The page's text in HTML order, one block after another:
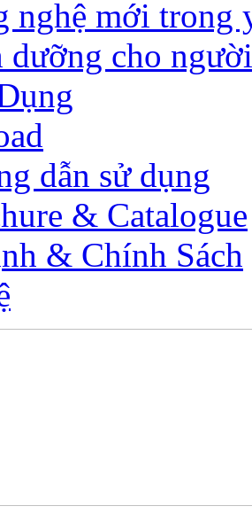
nghệ mới trong
dưỡng cho
dẫn sử dụng
& Catalogue
& Chính Sách